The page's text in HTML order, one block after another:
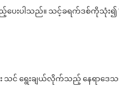
းပါသည်။ သင့်ခရက်ဒစ်ကိုသုံး၍
း သင် ရွေးချယ်လိုက်သည့် နေရာဒေ